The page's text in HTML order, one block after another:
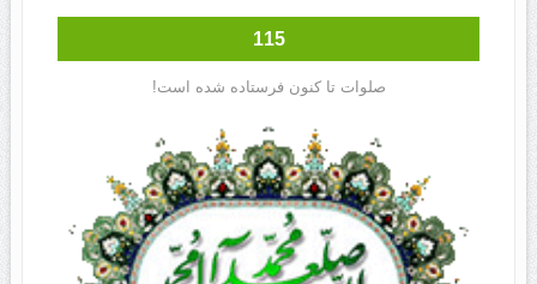
115
صلوات تا کنون فرستاده شده است!